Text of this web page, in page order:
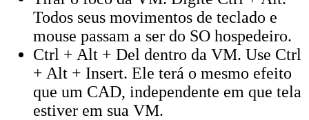
Todos seus movimentos de teclado e
mouse passam a ser do SO hospedeiro.
Ctrl + Alt + Del dentro da VM. Use Ctrl
+ Alt + Insert. Ele terá o mesmo efeito
que um CAD, independente em que tela
estiver em sua VM.